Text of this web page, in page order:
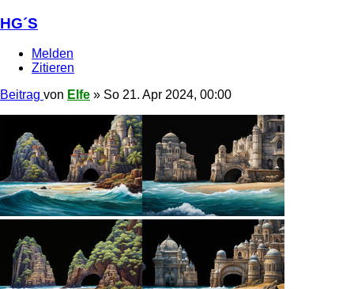
HG´S
Melden
Zitieren
Beitrag von Elfe » So 21. Apr 2024, 00:00